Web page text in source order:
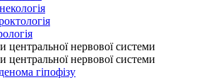
центральної нервової системи
центральної нервової системи
гіпофізу